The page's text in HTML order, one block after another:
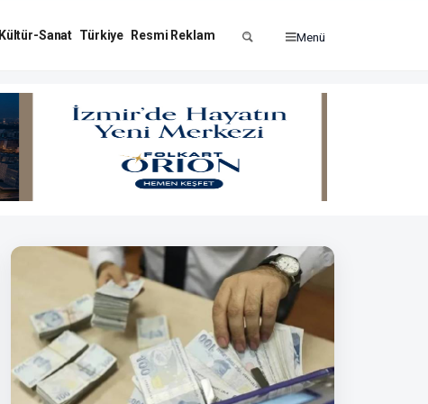
Kültür-Sanat Türkiye Resmi Reklam Menü